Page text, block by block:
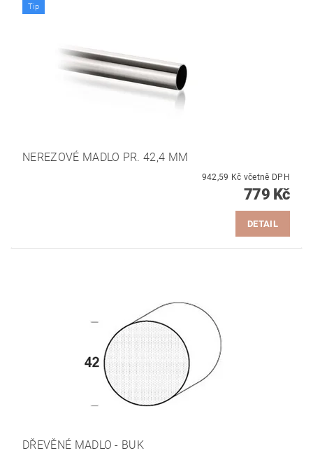
Tip
NEREZOVÉ MADLO PR. 42,4 MM
942,59 Kč včetně DPH
779 Kč
DETAIL
DŘEVĚNÉ MADLO - BUK